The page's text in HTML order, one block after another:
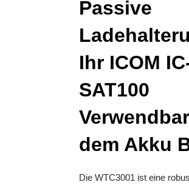
Passive
Ihr ICOM
SAT100
dem Akku
Die WTC3001 ist eine